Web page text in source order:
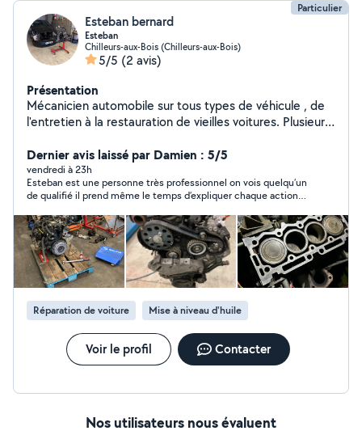
Particulier
Esteban bernard
Esteban
Chilleurs-aux-Bois (Chilleurs-aux-Bois)
5/5 (2 avis)
Présentation
Mécanicien automobile sur tous types de véhicule , de
l'entretien à la restauration de vieilles voitures. Plusieurs
moteur , du diagnostic , de l'entretien courant. Je suis
dans le métier de mécanicien depuis plus de 10ans ,
courageux et déterminé sur chaque chantier que
j'entreprends.
Dernier avis laissé par Damien : 5/5
vendredi à 23h
Esteban est une personne très professionnel on vois quelqu’un
de qualifié il prend même le temps d’expliquer chaque actions
personne qui s’adapte à tous problème et de nos jours c’est
rare!!!
Réparation de voiture Mise à niveau d'huile
Voir le profil Contacter
Nos utilisateurs nous évaluent